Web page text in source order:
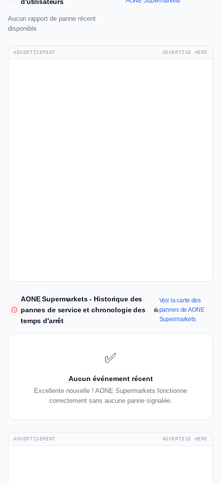
d'utilisateurs
Aucun rapport de panne récent
disponible.
ADVERTISEMENT ADVERTISE HERE
AONE Supermarkets - Historique des
pannes de service et chronologie des
temps d'arrêt
Voir la carte des
pannes de AONE
Supermarkets
✅
Aucun événement récent
Excellente nouvelle ! AONE Supermarkets fonctionne
correctement sans aucune panne signalée.
ADVERTISEMENT ADVERTISE HERE